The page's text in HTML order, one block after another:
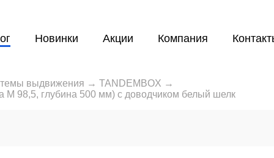
Новинки Акции Компания
выдвижения → TANDEMBOX →
М 98,5, глубина 500 мм) с доводчиком белый шелк